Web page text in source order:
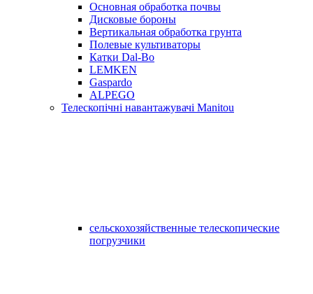
Основная обработка почвы
Дисковые бороны
Вертикальная обработка грунта
Полевые культиваторы
Катки Dal-Bo
LEMKEN
Gaspardo
ALPEGO
Телескопічні навантажувачі Manitou
сельскохозяйственные телескопические
погрузчики